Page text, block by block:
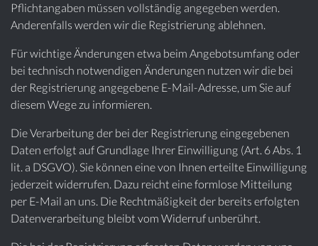
Pflichtangaben müssen vollständig angegeben werden.
Anderenfalls werden wir die Registrierung ablehnen.
Für wichtige Änderungen etwa beim Angebotsumfang oder
bei technisch notwendigen Änderungen nutzen wir die bei
der Registrierung angegebene E-Mail-Adresse, um Sie auf
diesem Wege zu informieren.
Die Verarbeitung der bei der Registrierung eingegebenen
Daten erfolgt auf Grundlage Ihrer Einwilligung (Art. 6 Abs. 1
lit. a DSGVO). Sie können eine von Ihnen erteilte Einwilligung
jederzeit widerrufen. Dazu reicht eine formlose Mitteilung
per E-Mail an uns. Die Rechtmäßigkeit der bereits erfolgten
Datenverarbeitung bleibt vom Widerruf unberührt.